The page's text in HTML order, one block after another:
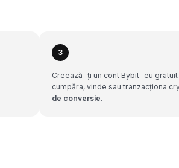
3
Creează-ți un cont Bybit-eu
cumpăra, vinde sau tranzacționa
de conversie.